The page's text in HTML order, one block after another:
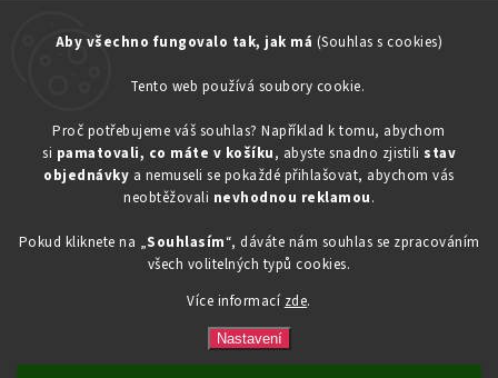
Aby všechno fungovalo tak, jak má (Souhlas s cookies)
Tento web používá soubory cookie.
Proč potřebujeme váš souhlas? Například k tomu, abychom
si pamatovali, co máte v košíku, abyste snadno zjistili stav
objednávky a nemuseli se pokaždé přihlašovat, abychom vás
neobtěžovali nevhodnou reklamou.
Pokud kliknete na „Souhlasím“, dáváte nám souhlas se zpracováním
všech volitelných typů cookies.
Více informací zde.
Nastavení
734603917
eshop@toner-rl.cz
Copyright 2026Drogerka24.cz. Všechna práva vyhrazena.
VytvořilShoptet| Design